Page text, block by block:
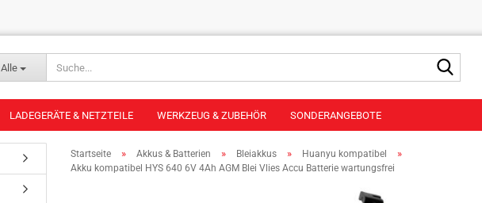
Alle
LADEGERÄTE & NETZTEILE WERKZEUG & ZUBEHÖR SONDERANGEBOTE
Startseite » Akkus & Batterien » Bleiakkus » Huanyu kompatibel »
Akku kompatibel HYS 640 6V 4Ah AGM Blei Vlies Accu Batterie wartungsfrei